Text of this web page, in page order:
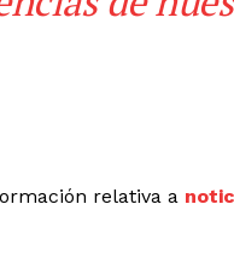
relativa a